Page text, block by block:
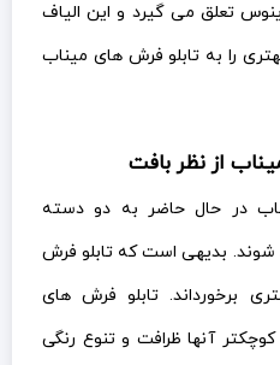
تعلق می گیرد و این الیاف
را به تابلو فرش های میناب
از نظر بافت
در حال حاضر به دو دسته
بدیهی است که تابلو فرش
برخورداند. تابلو فرش های
آنها ظرافت و تنوع رنگی